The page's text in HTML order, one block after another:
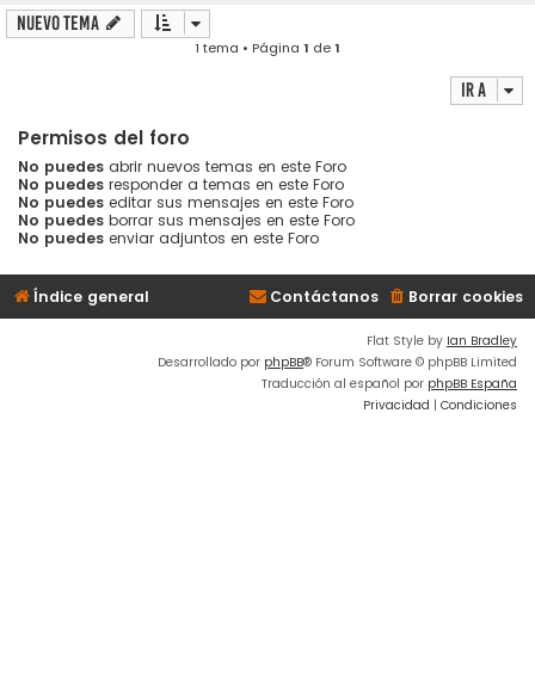
Nuevo Tema
1 tema • Página 1 de1
Ir a
Permisos del foro
No puedes abrir nuevos temas en este Foro
No puedes responder a temas en este Foro
No puedes editar sus mensajes en este Foro
No puedes borrar sus mensajes en este Foro
No puedes enviar adjuntos en este Foro
Índice general Borrar cookies
Contáctanos
Flat Style by Ian Bradley
Desarrollado por phpBB® Forum Software © phpBB Limited
Traducción al español por phpBB España
Privacidad | Condiciones